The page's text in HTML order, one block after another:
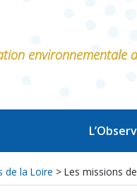
environnementale
de la Loire > Les missions